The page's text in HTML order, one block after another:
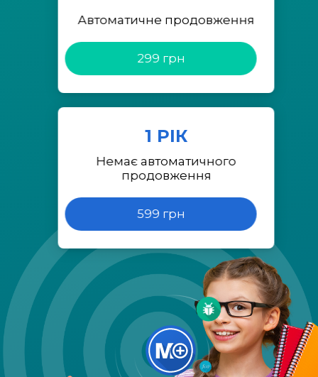
Автоматичне продовження
299 грн
1 РІК
Немає автоматичного
продовження
599 грн